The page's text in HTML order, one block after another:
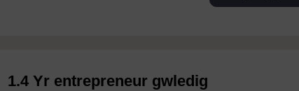
1.4 Yr entrepreneur gwledig